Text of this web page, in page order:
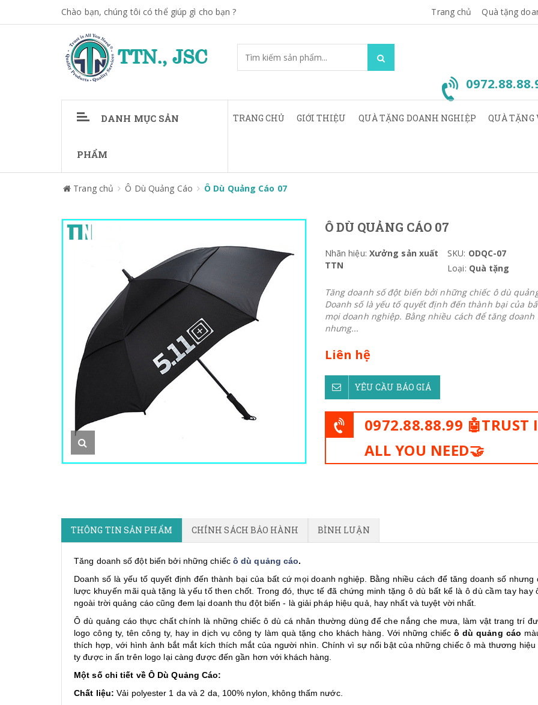
Chào bạn, chúng tôi có thể giúp gì cho bạn ? Trang chủ Quà tặng
DANH MỤC SẢN
PHẨM
TRANG CHỦ GIỚI THIỆU QUÀ TẶNG DOANH NGHIỆP QUÀ TẶNG
Trang chủ Ô Dù Quảng Cáo Ô Dù Quảng Cáo 07
Ô DÙ QUẢNG CÁO 07
Nhãn hiệu: Xưởng sản xuất
TTN
SKU: ODQC-07
Loại: Quà tặng
Tăng doanh số đột biến bởi những chiếc ô dù
Doanh số là yếu tố quyết định đến thành bại của
mọi doanh nghiệp. Bằng nhiều cách để tăng doanh
nhưng...
Liên hệ
YÊU CẦU BÁO GIÁ
0972.88.88.99 🤖TRUST
ALL YOU NEED🤝
THÔNG TIN SẢN PHẨM CHÍNH SÁCH BẢO HÀNH BÌNH LUẬN
Tăng doanh số đột biến bởi những chiếc ô dù quảng cáo.
Doanh số là yếu tố quyết định đến thành bại của bất cứ mọi doanh nghiệp. Bằng nhiều cách để tăng doanh số nhưng
lược khuyến mãi quà tặng là yếu tố then chốt. Trong đó, thực tế đã chứng minh tặng ô dù bất kể là ô dù cầm tay hay
ngoài trời quảng cáo cũng đem lại doanh thu đột biến - là giải pháp hiệu quả, hay nhất và tuyệt vời nhất.
Ô dù quảng cáo thực chất chính là những chiếc ô dù cá nhân thường dùng để che nắng che mưa, làm vật trang trí
logo công ty, tên công ty, hay in dịch vụ công ty làm quà tặng cho khách hàng. Với những chiếc ô dù quảng cáo
thích hợp, với hình ảnh bắt mắt kích thích mắt của người nhìn. Chính vì sự nổi bật của những chiếc ô mà thương hiệu
ty được in ấn trên logo lại càng được đến gần hơn với khách hàng.
Một số chi tiết về Ô Dù Quảng Cáo:
Chất liệu: Vải polyester 1 da và 2 da, 100% nylon, không thấm nước.